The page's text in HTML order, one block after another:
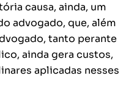
causa, ainda, um
advogado, que, além
tanto perante
ainda gera custos,
aplicadas nesses